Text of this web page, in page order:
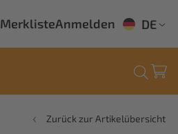
MerklisteAnmelden DE
Zurück zur Artikelübersicht